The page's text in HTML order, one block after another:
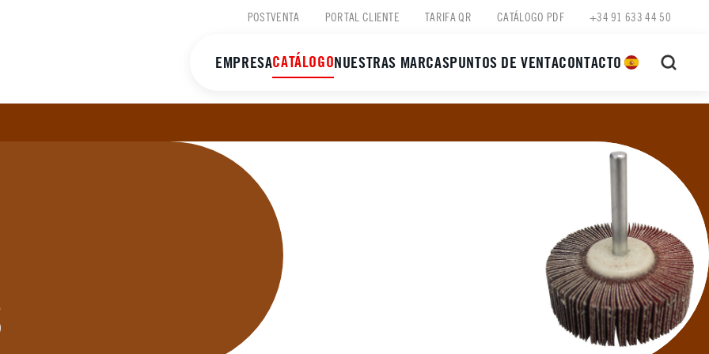
POSTVENTA PORTAL CLIENTE TARIFA QR CATÁLOGO PDF +34 91 633 44 50
EMPRESACATÁLOGONUESTRAS MARCASPUNTOS DE VENTACONTACTO